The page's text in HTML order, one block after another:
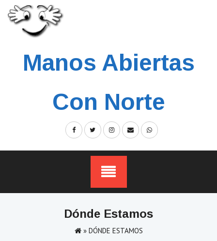
content
Manos Abiertas
Con Norte
Dónde Estamos
» DÓNDE ESTAMOS